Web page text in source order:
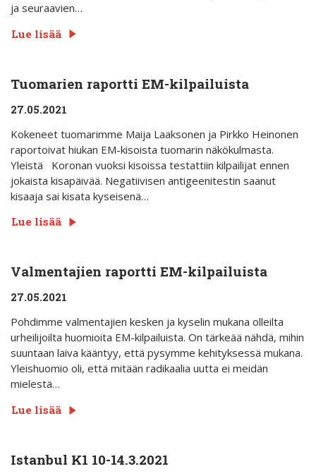
ja seuraavien…
Lue lisää
Tuomarien raportti EM-kilpailuista
27.05.2021
Kokeneet tuomarimme Maija Laaksonen ja Pirkko Heinonen
raportoivat hiukan EM-kisoista tuomarin näkökulmasta.
Yleistä Koronan vuoksi kisoissa testattiin kilpailijat ennen
jokaista kisapäivää. Negatiivisen antigeenitestin saanut
kisaaja sai kisata kyseisenä…
Lue lisää
Valmentajien raportti EM-kilpailuista
27.05.2021
Pohdimme valmentajien kesken ja kyselin mukana olleilta
urheilijoilta huomioita EM-kilpailuista. On tärkeää nähdä, mihin
suuntaan laiva kääntyy, että pysymme kehityksessä mukana.
Yleishuomio oli, että mitään radikaalia uutta ei meidän
mielestä…
Lue lisää
Istanbul K1 10-14.3.2021